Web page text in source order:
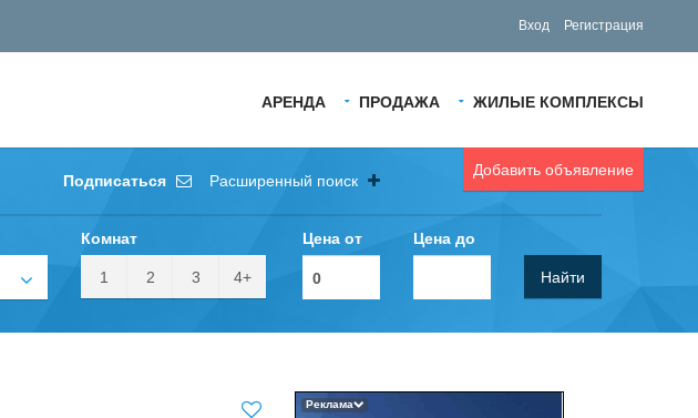
Вход Регистрация
АРЕНДА ПРОДАЖА ЖИЛЫЕ КОМПЛЕКСЫ
Добавить объявление
Подписаться Расширенный поиск
Комнат
1 2 3 4+
Цена от Цена до
Найти
Реклама